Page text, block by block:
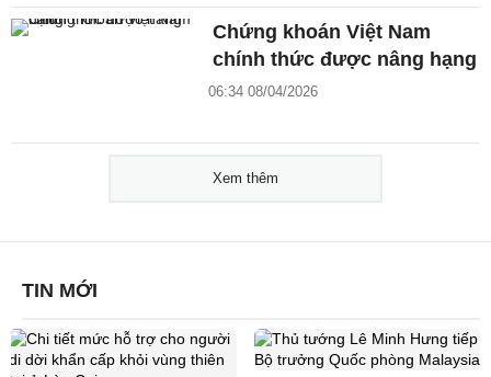
Chứng khoán Việt Nam
chính thức được nâng hạng
06:34 08/04/2026
Xem thêm
TIN MỚI